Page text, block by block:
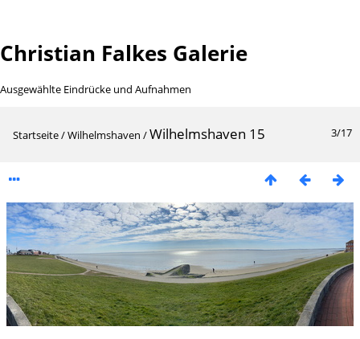
Christian Falkes Galerie
Ausgewählte Eindrücke und Aufnahmen
3/17
Startseite/Wilhelmshaven /Wilhelmshaven 15